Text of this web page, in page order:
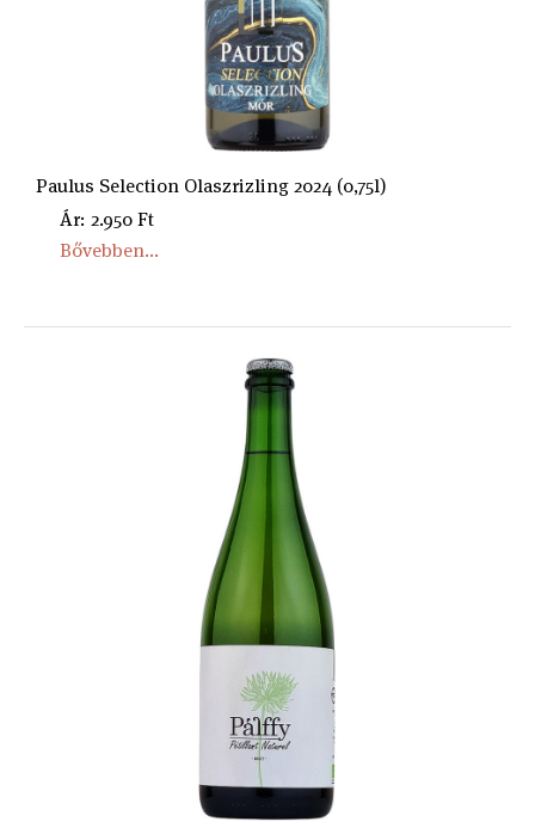
Paulus Selection Olaszrizling 2024 (0,75l)
Ár: 2.950 Ft
Bővebben...